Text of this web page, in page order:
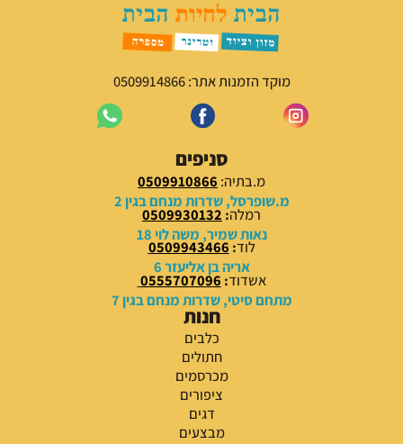
מוקד הזמנות אתר: 0509914866
סניפים
מ.בתיה: 0509910866
מ.שופרסל, שדרות מנחם בגין 2
רמלה:
0509930132
נאות שמיר, משה לוי 18
לוד:
0509943466
אריה בן אליעזר 6
אשדוד:
0555707096
מתחם סיטי, שדרות מנחם בגין 7
חנות
כלבים
חתולים
מכרסמים
ציפורים
דגים
מבצעים